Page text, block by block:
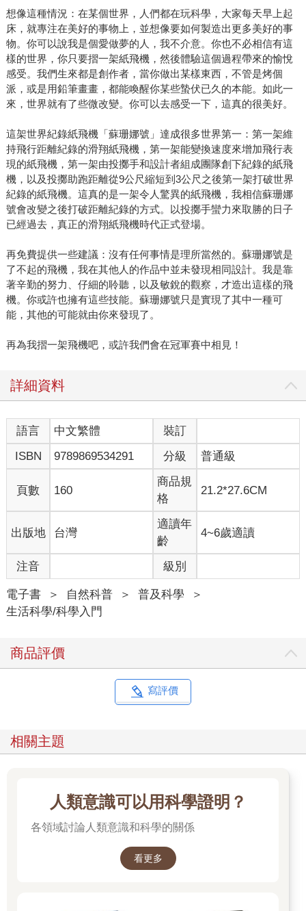
想像這種情況：在某個世界，人們都在玩科學，大家每天早上起
床，就專注在美好的事物上，並想像要如何製造出更多美好的事
物。你可以說我是個愛做夢的人，我不介意。你也不必相信有這
樣的世界，你只要摺一架紙飛機，然後體驗這個過程帶來的愉悅
感受。我們生來都是創作者，當你做出某樣東西，不管是烤個
派，或是用鉛筆畫畫，都能喚醒你某些蟄伏已久的本能。如此一
來，世界就有了些微改變。你可以去感受一下，這真的很美好。
這架世界紀錄紙飛機「蘇珊娜號」達成很多世界第一：第一架維
持飛行距離紀錄的滑翔紙飛機，第一架能變換速度來增加飛行表
現的紙飛機，第一架由投擲手和設計者組成團隊創下紀錄的紙飛
機，以及投擲助跑距離從9公尺縮短到3公尺之後第一架打破世界
紀錄的紙飛機。這真的是一架令人驚異的紙飛機，我相信蘇珊娜
號會改變之後打破距離紀錄的方式。以投擲手蠻力來取勝的日子
已經過去，真正的滑翔紙飛機時代正式登場。
再免費提供一些建議：沒有任何事情是理所當然的。蘇珊娜號是
了不起的飛機，我在其他人的作品中並未發現相同設計。我是靠
著辛勤的努力、仔細的聆聽，以及敏銳的觀察，才造出這樣的飛
機。你或許也擁有這些技能。蘇珊娜號只是實現了其中一種可
能，其他的可能就由你來發現了。
再為我摺一架飛機吧，或許我們會在冠軍賽中相見！
詳細資料
語言 中文繁體
裝訂
ISBN
9789869534291 分級 普通級
頁數 160
商品規
格
21.2*27.6CM
出版地 台灣
適讀年
齡
4~6歲適讀
注音 級別
電子書 ＞ 自然科普 ＞ 普及科學
＞
生活科學/科學入門
商品評價
寫評價
相關主題
人類意識可以用科學證明？
各領域討論人類意識和科學的關係
看更多